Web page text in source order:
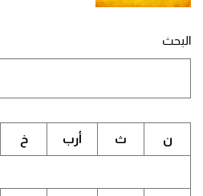
البحث
ن ث أرب خ